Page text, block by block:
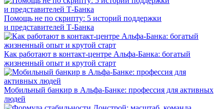
Помощь не по скрипту: 5 историй поддержки
и представителей Т-Банка
Как работают в контакт-центре Альфа-Банка: богатый
жизненный опыт и крутой старт
Мобильный банкир в Альфа-Банке: профессия для активных
людей